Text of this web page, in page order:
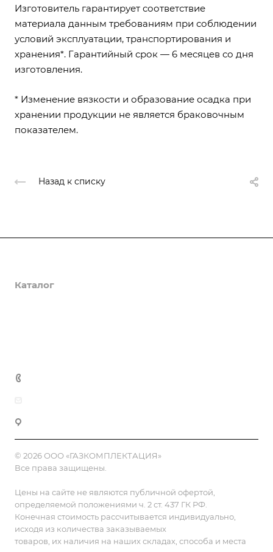
Изготовитель гарантирует соответствие
материала данным требованиям при соблюдении
условий эксплуатации, транспортирования и
хранения*. Гарантийный срок — 6 месяцев со дня
изготовления.
* Изменение вязкости и образование осадка при
хранении продукции не является браковочным
показателем.
Назад к списку
Каталог
© 2026 ООО «ГАЗКОМПЛЕКТАЦИЯ»
Все права защищены.
Цены на сайте не являются публичной офертой,
определяемой положениями ч. 2 ст. 437 ГК РФ.
Конечная стоимость рассчитывается индивидуально,
исходя из количества заказываемых
товаров, их наличия на наших складах, способа и места